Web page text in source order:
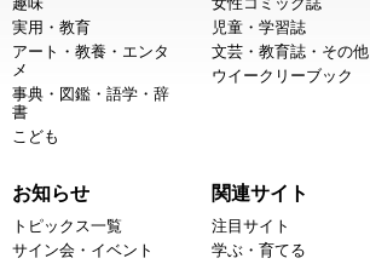
実用・教育
アート・教養・エンタ
メ
事典・図鑑・語学・辞
書
こども
児童・学習誌
文芸・教育誌・その他
ウイークリーブック
お知らせ
トピックス一覧
サイン会・イベント
関連サイト
注目サイト
学ぶ・育てる